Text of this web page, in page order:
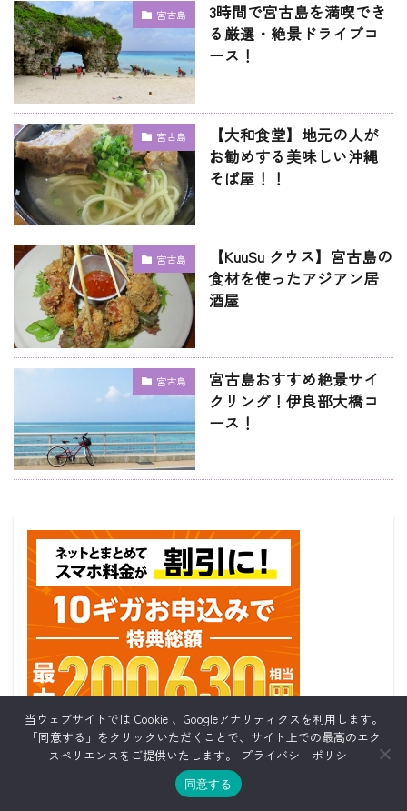
宮古島
3時間で宮古島を満喫でき
る厳選・絶景ドライブコ
ース！
宮古島
【大和食堂】地元の人が
お勧めする美味しい沖縄
そば屋！！
宮古島
【KuuSu クウス】宮古島の
食材を使ったアジアン居
酒屋
宮古島
宮古島おすすめ絶景サイ
クリング！伊良部大橋コ
ース！
メニュー
当ウェブサイトでは Cookie 、Googleアナリティクスを利用します。
「同意する」をクリックいただくことで、サイト上での最高のエク
スペリエンスをご提供いたします。
プライバシーポリシー
同意する